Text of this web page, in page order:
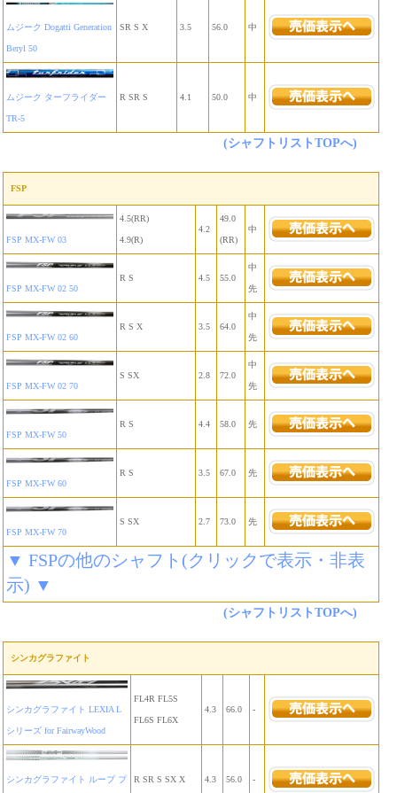
ムジーク Dogatti Generation
Beryl 50
SR S X 3.5 56.0 中
ムジーク ターフライダー
TR-5
R SR S 4.1 50.0 中
(シャフトリストTOPへ)
FSP
FSP MX-FW 03
4.5(RR)
4.9(R)
4.2
49.0
(RR)
中
FSP MX-FW 02 50
R S 4.5 55.0
中
先
FSP MX-FW 02 60
R S X 3.5 64.0
中
先
FSP MX-FW 02 70
S SX 2.8 72.0
中
先
FSP MX-FW 50
R S 4.4 58.0 先
FSP MX-FW 60
R S 3.5 67.0 先
FSP MX-FW 70
S SX 2.7 73.0 先
▼ FSPの他のシャフト(クリックで表示・非表
示) ▼
(シャフトリストTOPへ)
シンカグラファイト
シンカグラファイト LEXIA L
シリーズ for FairwayWood
FL4R FL5S
FL6S FL6X
4.3 66.0 -
シンカグラファイト ループ プ R SR S SX X 4.3 56.0 -